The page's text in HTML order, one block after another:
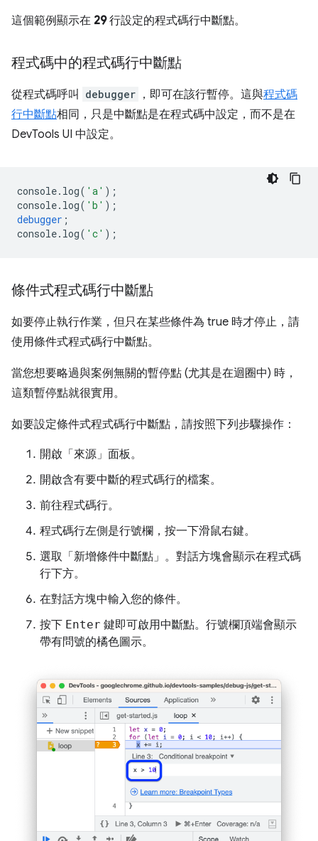
這個範例顯示在 29行設定的程式碼行中斷點。
程式碼中的程式碼行中斷點
從程式碼呼叫 debugger ，即可在該行暫停。這與程式碼
行中斷點相同，只是中斷點是在程式碼中設定，而不是在
DevTools UI 中設定。
console. log( 'a' );
console. log( 'b' );
debugger ;
console. log( 'c' );
條件式程式碼行中斷點
如要停止執行作業，但只在某些條件為 true 時才停止，請
使用條件式程式碼行中斷點。
當您想要略過與案例無關的暫停點 (尤其是在迴圈中) 時，
這類暫停點就很實用。
如要設定條件式程式碼行中斷點，請按照下列步驟操作：
開啟「來源」 面板。
開啟含有要中斷的程式碼行的檔案。
前往程式碼行。
程式碼行左側是行號欄，按一下滑鼠右鍵。
選取「新增條件中斷點」 。對話方塊會顯示在程式碼
行下方。
在對話方塊中輸入您的條件。
按下 Enter 鍵即可啟用中斷點。行號欄頂端會顯示
帶有問號的橘色圖示。